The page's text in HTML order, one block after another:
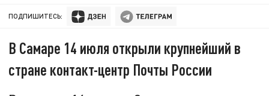
ПОДПИШИТЕСЬ:
В Самаре 14 июля открыли крупнейший в
стране контакт-центр Почты России